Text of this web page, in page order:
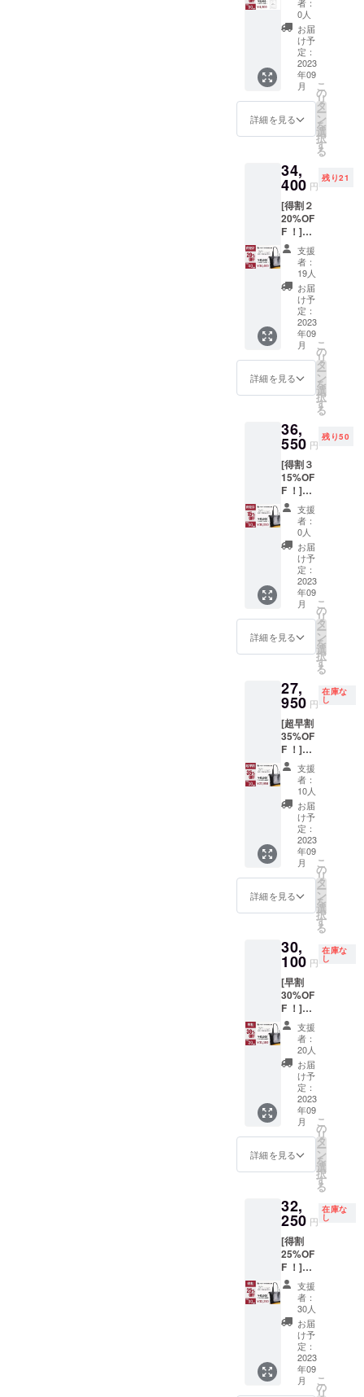
国内外の協
力工場と提
携して本物
の製品、今
の時代に必
要とされて
いるプロダ
ます。
日本国内の
有名バラエ
ティショッ
プへの商品
供給や200商
品以上もの
プロダクト
開発経験を
活かし、皆
様の生活を
少しでも豊
かにできれ
ば幸いで
ランド
ロゴ入
りエコ
バッグ
×1 ［一
般販売
予定価
格
5,000円
の
《500円
もお
得！》
リター
ン金
額：
4,500円
（内
容） ブ
ランド
ロゴ入
りエコ
バッグ
本体×1
個 サイ
ズ：
幅）約
×高）約
×マチ）
約12cm
ナイロ
ン100%
イン
ナー：
クリン
ベレ
NY（抗
菌・防
臭裏
地）/ナ
イロン
製造
国：中
国 ※デ
更にな
る可能
性もご
ざいま
す。ご
了承く
ださ
い。 ※
ご注文
状況、
使用部
材の供
給状
況、製
造工程
合等に
より出
る場合
があり
ます。
※税込、
送料込
みの価
格で
す。
者：
0人
お届
け予
定：
2023
年09
月
詳細を見る
こ
の
リ
タ
ー
ン
を
選
択
す
る
34,
400 円
残り21
[得割２
20%OF
F ！]先
着40名
様 ・ミ
ニマル
レザー
トート
バッ
グ
NIST
PUREM
IUM×1
［一般
販売予
円の
20%OF
F］
《8,600
円もお
得！》
リター
ン金
額：
34,400
円 （内
容） ミ
ニマル
レザー
トート
バッ
グ
PUREM
体×1個
サイ
天）約
37cm×
底）約
33cm×
高）約
28cm×
マチ）
約9cm
重量：
約620g
素材：
バング
ラディ
シュ
ベース
シュリ
ンクレ
ザー イ
ン
ナー：
クリン
ベレ
NY（抗
菌・防
臭裏
地）/ナ
イロン
製造
国：日
ザイ
ン・仕
る可能
性もご
ざいま
す。ご
了承く
ださ
い。 ※
ご注文
状況、
使用部
材の供
給状
況、製
造工程
支援
者：
19人
お届
け予
定：
2023
年09
月
詳細を見る
こ
の
リ
タ
ー
ン
を
選
択
す
る
36,
550 円
残り50
[得割３
15%OF
F ！]先
着50名
様 ・ミ
ニマル
レザー
トート
バッ
グ
NIST
PUREM
IUM×1
［一般
販売予
円の
15%OF
F］
《6,450
円もお
得！》
リター
ン金
額：
36,550
円 （内
容） ミ
ニマル
レザー
トート
バッ
グ
PUREM
体×1個
サイ
天）約
37cm×
底）約
33cm×
高）約
28cm×
マチ）
約9cm
重量：
約620g
素材：
バング
ラディ
シュ
ベース
シュリ
ンクレ
ザー イ
ン
ナー：
クリン
ベレ
NY（抗
菌・防
臭裏
地）/ナ
イロン
製造
国：日
支援
者：
0人
お届
け予
定：
2023
年09
月
詳細を見る
こ
の
リ
タ
ー
ン
を
選
択
す
る
27,
950 円
在庫な
し
[超早割
35%OF
F ！]先
着10名
様 ・ミ
ニマル
レザー
トート
バッ
グ
NIST
PUREM
IUM×1
［一般
販売予
円の
35%OF
F］
《15,05
0円もお
得！》
リター
ン金
額：
27,950
円 （内
容） ミ
ニマル
レザー
トート
バッ
グ
PUREM
体×1個
サイ
天）約
37cm×
底）約
33cm×
高）約
28cm×
マチ）
約9cm
重量：
約620g
素材：
バング
支援
者：
10人
お届
け予
定：
2023
年09
月
詳細を見る
こ
の
リ
タ
ー
ン
を
選
択
す
る
30,
100 円
在庫な
し
[早割
30%OF
F ！]先
着20名
様 ・ミ
ニマル
レザー
トート
バッ
グ
NIST
PUREM
IUM×1
［一般
販売予
円の
30%OF
F］
《12,90
0円もお
得！》
リター
ン金
額：
30,100
円 （内
容） ミ
ニマル
レザー
トート
支援
者：
20人
お届
け予
定：
2023
年09
月
詳細を見る
こ
の
リ
タ
ー
ン
を
選
択
す
る
32,
250 円
在庫な
し
[得割
25%OF
F ！]先
着30名
様 ・ミ
ニマル
レザー
トート
バッ
グ
NIST
PUREM
支援
者：
30人
お届
け予
定：
2023
年09
月
こ
の
リ